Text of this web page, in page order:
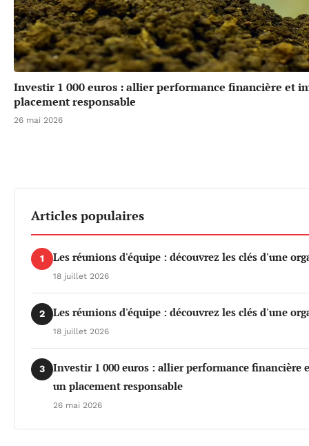
Investir 1 000 euros : allier performance financière et
placement responsable
26 mai 2026
Articles populaires
1 Les réunions d'équipe : découvrez les clés d'une
18 juillet 2026
2 Les réunions d'équipe : découvrez les clés d'une
18 juillet 2026
3
Investir 1 000 euros : allier performance financière
un placement responsable
26 mai 2026